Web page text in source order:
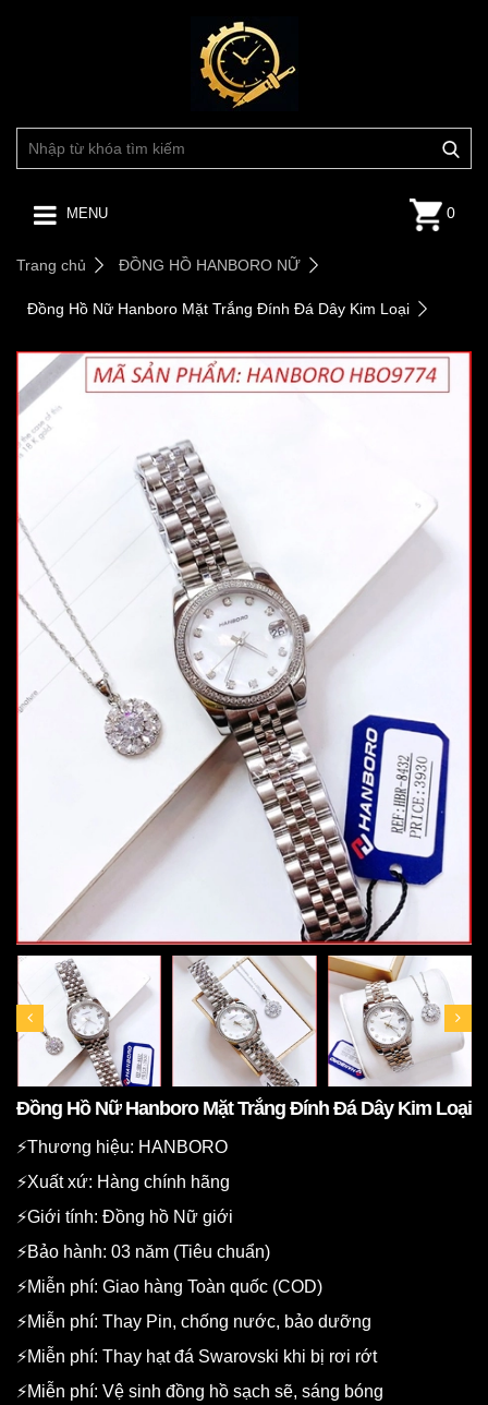
MENU 0
Trang chủ ĐỒNG HỒ HANBORO NỮ
Đồng Hồ Nữ Hanboro Mặt Trắng Đính Đá Dây Kim Loại
Đồng Hồ Nữ Hanboro Mặt Trắng Đính Đá Dây Kim Loại
⚡️Thương hiệu: HANBORO
⚡️Xuất xứ: Hàng chính hãng
⚡️Giới tính: Đồng hồ Nữ giới
⚡️Bảo hành: 03 năm (Tiêu chuẩn)
⚡️Miễn phí: Giao hàng Toàn quốc (COD)
⚡️Miễn phí: Thay Pin, chống nước, bảo dưỡng
⚡️Miễn phí: Thay hạt đá Swarovski khi bị rơi rớt
⚡️Miễn phí: Vệ sinh đồng hồ sạch sẽ, sáng bóng